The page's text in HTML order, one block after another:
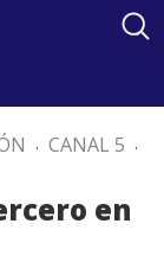
. CANAL 5 .
en